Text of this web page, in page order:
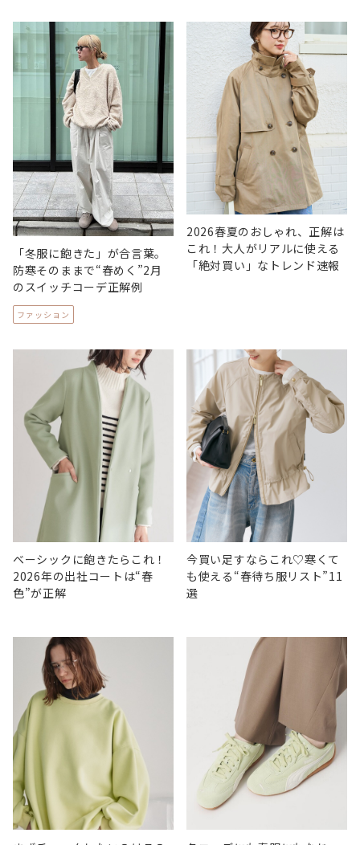
「冬服に飽きた」が合言葉。
防寒そのままで“春めく”2月
のスイッチコーデ正解例
ファッション
2026春夏のおしゃれ、正解は
これ！大人がリアルに使える
「絶対買い」なトレンド速報
ベーシックに飽きたらこれ！
2026年の出社コートは“春
色”が正解
今買い足すならこれ♡寒くて
も使える“春待ち服リスト”11
選